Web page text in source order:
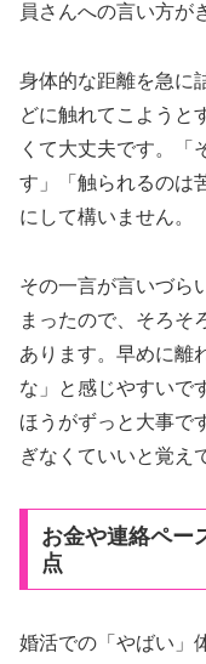
員さんへの言い方が
身体的な距離を急に
どに触れてこようと
くて大丈夫です。「
す」「触られるのは
にして構いません。
その一言が言いづら
まったので、そろそ
あります。早めに離
な」と感じやすいで
ほうがずっと大事で
ぎなくていいと覚え
お金や連絡ペー
点
婚活での「やばい」